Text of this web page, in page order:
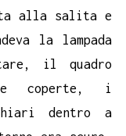
alla salita e
la lampada
il quadro
coperte, i
dentro a